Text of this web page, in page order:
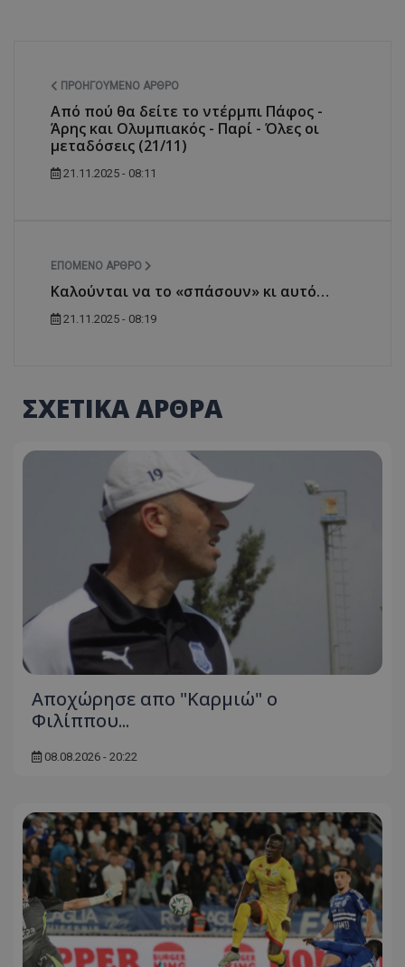
ΠΡΟΗΓΟΎΜΕΝΟ ΆΡΘΡΟ
Από πού θα δείτε το ντέρμπι Πάφος -
Άρης και Oλυμπιακός - Παρί - Όλες οι
μεταδόσεις (21/11)
21.11.2025 - 08:11
ΕΠΌΜΕΝΟ ΆΡΘΡΟ
Καλούνται να το «σπάσουν» κι αυτό…
21.11.2025 - 08:19
ΣΧΕΤΙΚΑ ΑΡΘΡΑ
Aποχώρησε απο "Καρμιώ" ο
Φιλίππου...
08.08.2026 - 20:22